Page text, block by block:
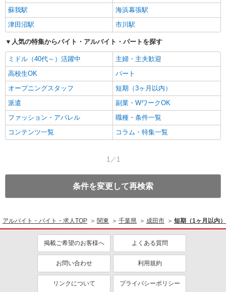
蘇我駅
海浜幕張駅
津田沼駅
市川駅
人気の特集からバイト・アルバイト・パートを探す
ミドル（40代～）活躍中
主婦・主夫歓迎
高校生OK
パート
オープニングスタッフ
短期（3ヶ月以内）
派遣
副業・WワークOK
ファッション・アパレル
職種・条件一覧
コンテンツ一覧
コラム・特集一覧
1／1
条件を変更して再検索
アルバイト・バイト・求人TOP 関東 千葉県 成田市 短期（1ヶ月以内
掲載ご希望のお客様へ よくある質問
お問い合わせ 利用規約
リンクについて プライバシーポリシー